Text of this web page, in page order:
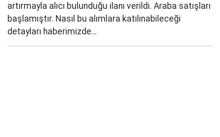
artırmayla alıcı bulunduğu ilanı verildi. Araba satışları
başlamıştır. Nasıl bu alımlara katılınabileceği
detayları haberimizde…